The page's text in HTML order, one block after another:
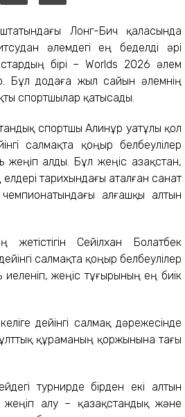
Лонг-Бич қаласында
әлемдегі ең беделді әрі
бірі – Worlds 2026 әлем
Бұл додаға жыл сайын әлемнің
спортшылар қатысады.
спортшы Алинұр Қуатұлы қол
салмақта қоңыр белбеулілер
алды. Бұл жеңіс Қазақстан,
тарихындағы аталған санат
алғашқы алтын
жетістігін Сейілхан Болатбек
салмақта қоңыр белбеулілер
жеңіс тұғырының ең биік
дейінгі салмақ дәрежесінде
құраманың қоржынына тағы
турнирде бірден екі алтын
алу – қазақстандық және